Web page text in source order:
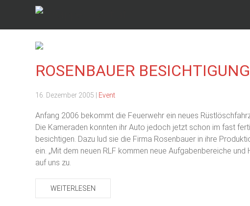
ROSENBAUER BESICHTIGUNG
16. Dezember 2005 Event
Anfang 2006 bekommt die Feuerwehr ein neues
Die Kameraden konnten ihr Auto jedoch jetzt schon im fast
besichtigen. Dazu lud sie die Firma Rosenbauer in ihre
ein. „Mit dem neuen RLF kommen neue Aufgabenbereiche und
auf uns zu.
WEITERLESEN